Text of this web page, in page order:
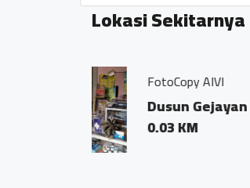
Lokasi Sekitarnya